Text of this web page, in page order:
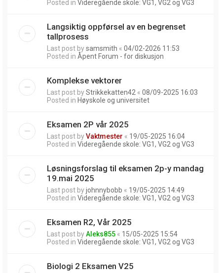
Posted in Videregående skole: VG1, VG2 og VG3
Langsiktig oppførsel av en begrenset
tallprosess
Last post bysamsmith « 04/02-2026 11:53
Posted in Åpent Forum - for diskusjon
Komplekse vektorer
Last post byStrikkekatten42 « 08/09-2025 16:03
Posted in Høyskole og universitet
Eksamen 2P vår 2025
Last post byVaktmester « 19/05-2025 16:04
Posted in Videregående skole: VG1, VG2 og VG3
Løsningsforslag til eksamen 2p-y mandag
19.mai 2025
Last post byjohnnybobb « 19/05-2025 14:49
Posted in Videregående skole: VG1, VG2 og VG3
Eksamen R2, Vår 2025
Last post byAleks855 « 15/05-2025 15:54
Posted in Videregående skole: VG1, VG2 og VG3
Biologi 2 Eksamen V25